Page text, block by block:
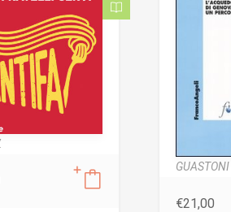
€21,00